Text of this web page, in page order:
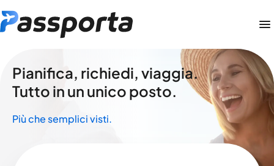
Pianifica, richiedi, viaggia.
Tutto in un unico posto.
Più che semplici visti.